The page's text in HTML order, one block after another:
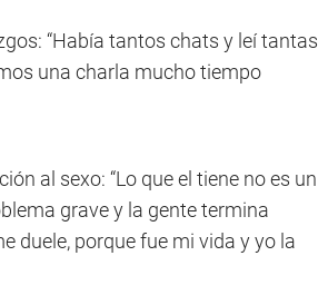
“Había tantos chats y leí tantas
una charla mucho tiempo
al sexo: “Lo que el tiene no es un
grave y la gente termina
duele, porque fue mi vida y yo la